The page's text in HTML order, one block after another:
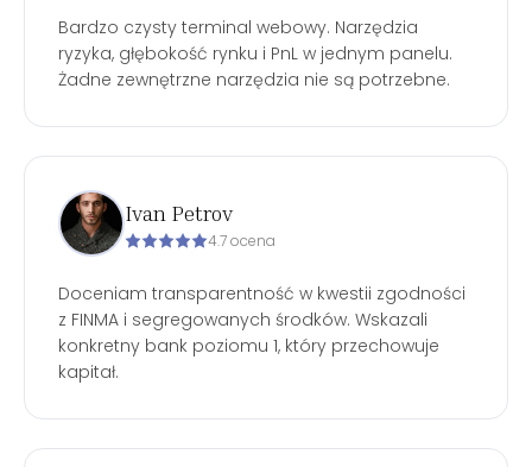
Bardzo czysty terminal webowy. Narzędzia
ryzyka, głębokość rynku i PnL w jednym panelu.
Żadne zewnętrzne narzędzia nie są potrzebne.
Ivan Petrov
4.7 ocena
Doceniam transparentność w kwestii zgodności
z FINMA i segregowanych środków. Wskazali
konkretny bank poziomu 1, który przechowuje
kapitał.